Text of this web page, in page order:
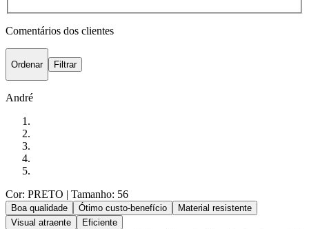
Comentários dos clientes
Ordenar Filtrar
André
Cor: PRETO | Tamanho: 56
Boa qualidade Ótimo custo-benefício
Material resistente
Visual atraente
Eficiente